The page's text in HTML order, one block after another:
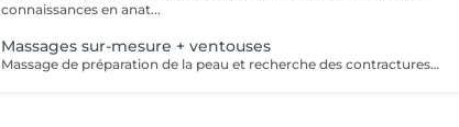
connaissances en anat...
Massages sur-mesure + ventouses
Massage de préparation de la peau et recherche des contractures suivis pas la pose des ventouses. Le vide est créé à l'aide d'une flamme, aucune sensation de chaud n'est ressentie durant le procédé et la technique est peu douloureuse. Le but de la cupping therapy est de soulager les tensions musculaires tout en promouvant la circulation sanguine et lymphatique.